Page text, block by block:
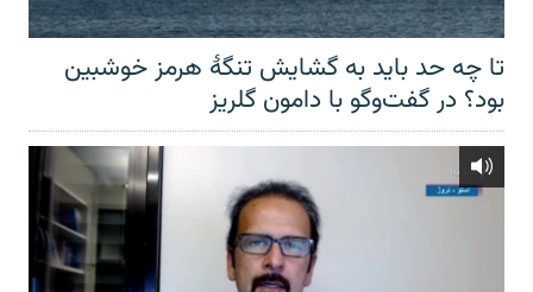
تا چه حد باید به گشایش تنگهٔ هرمز خوشبین
بود؟ در گفت‌وگو با دامون گلریز